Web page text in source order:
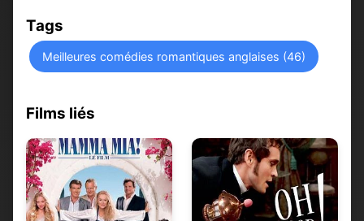
Tags
Meilleures comédies romantiques anglaises (46)
Films liés